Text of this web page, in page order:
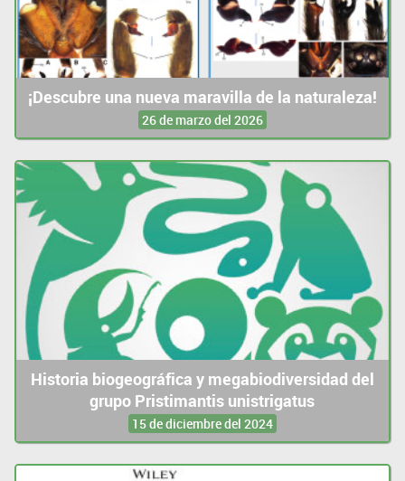
¡Descubre una nueva maravilla de la naturaleza!
26 de marzo del 2026
Historia biogeográfica y megabiodiversidad del
grupo Pristimantis unistrigatus
15 de diciembre del 2024